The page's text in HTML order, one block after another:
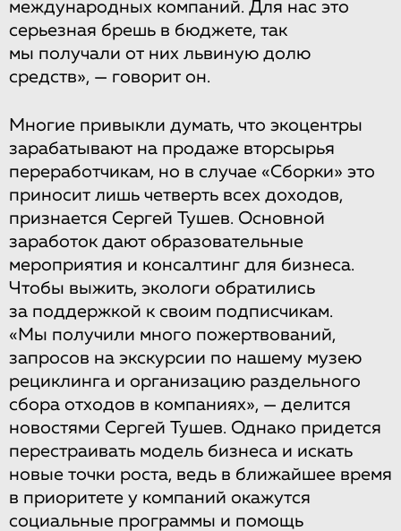
международных компаний. Для нас это
серьезная брешь в бюджете, так
мы получали от них львиную долю
средств», — говорит он.
Многие привыкли думать, что экоцентры
зарабатывают на продаже вторсырья
переработчикам, но в случае «Сборки» это
приносит лишь четверть всех доходов,
признается Сергей Тушев. Основной
заработок дают образовательные
мероприятия и консалтинг для бизнеса.
Чтобы выжить, экологи обратились
за поддержкой к своим подписчикам.
«Мы получили много пожертвований,
запросов на экскурсии по нашему музею
рециклинга и организацию раздельного
сбора отходов в компаниях», — делится
новостями Сергей Тушев. Однако придется
перестраивать модель бизнеса и искать
новые точки роста, ведь в ближайшее время
в приоритете у компаний окажутся
социальные программы и помощь